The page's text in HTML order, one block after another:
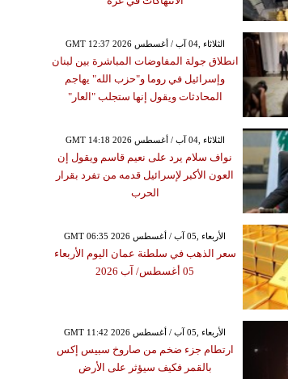
GMT 12:37 2026 الثلاثاء ,04 آب / أغسطس
انطلاق جولة المفاوضات المباشرة بين لبنان
وإسرائيل في روما و"حزب الله" يهاجم
المحادثات ويقول إنها ستجلب "العار"
GMT 14:18 2026 الثلاثاء ,04 آب / أغسطس
نواف سلام يرد على نعيم قاسم ويقول إن
العون الأكبر لإسرائيل قدمه من تفرد بقرار
الحرب
GMT 06:35 2026 الأربعاء ,05 آب / أغسطس
سعر الذهب في سلطنة عمان اليوم الأربعاء
05 أغسطس/ آب 2026
GMT 11:42 2026 الأربعاء ,05 آب / أغسطس
ارتطام جزء ضخم من صاروخ سبيس إكس
بالقمر فكيف سيؤثر على الأرض